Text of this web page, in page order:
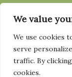
We value
We use cookies
serve
traffic. By
cookies.
Vi använder
hemsida. Du kan
stänga av dem